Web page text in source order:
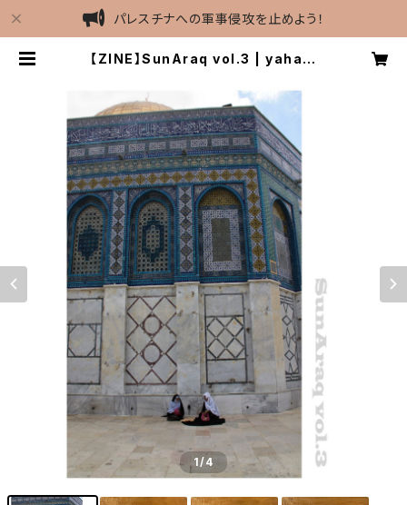
パレスチナへの軍事侵攻を止めよう！
【ZINE】SunAraq vol.3 | yahabi
1/4